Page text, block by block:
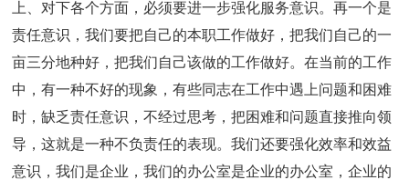
上、对下各个方面，必须要进一步强化服务意识。再一个是
责任意识，我们要把自己的本职工作做好，把我们自己的一
亩三分地种好，把我们自己该做的工作做好。在当前的工作
中，有一种不好的现象，有些同志在工作中遇上问题和困难
时，缺乏责任意识，不经过思考，把困难和问题直接推向领
导，这就是一种不负责任的表现。我们还要强化效率和效益
意识，我们是企业，我们的办公室是企业的办公室，企业的